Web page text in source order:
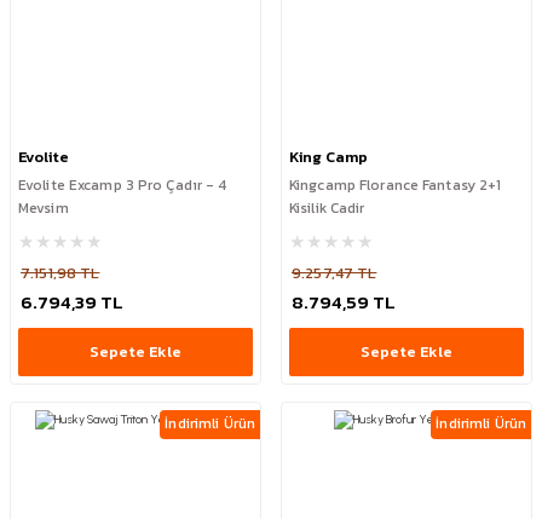
Evolite
Evolite Excamp 3 Pro Çadır - 4
Mevsim
7.151,98 TL
6.794,39 TL
Sepete Ekle
King Camp
Kingcamp Florance Fantasy 2+1
Kisilik Cadir
9.257,47 TL
8.794,59 TL
Sepete Ekle
İndirimli Ürün İndirimli Ürün